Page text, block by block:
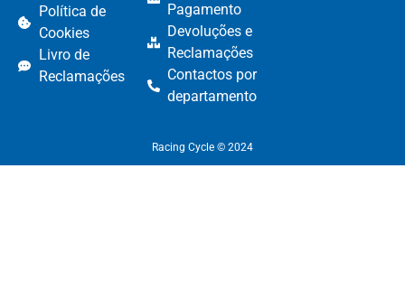
Política de
Cookies
Livro de
Reclamações
Pagamento​
Devoluções e
Reclamações​
Contactos por
departamento​
Racing Cycle © 2024